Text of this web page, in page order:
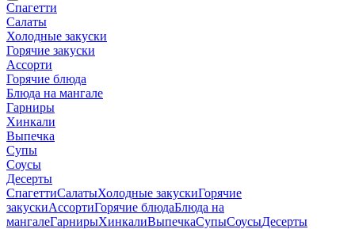
Спагетти
Салаты
Холодные закуски
Горячие закуски
Ассорти
Горячие блюда
Блюда на мангале
Гарниры
Хинкали
Выпечка
Супы
Соусы
Десерты
СпагеттиСалатыХолодные закускиГорячие
закускиАссортиГорячие блюдаБлюда на
мангалеГарнирыХинкалиВыпечкаСупыСоусыДесерты